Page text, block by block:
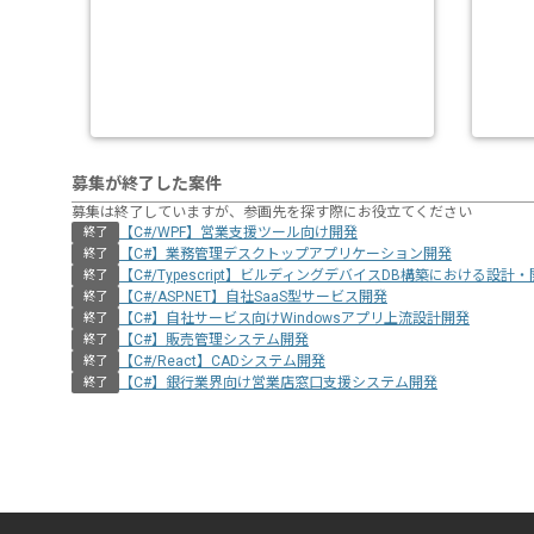
募集が終了した案件
募集は終了していますが、参画先を探す際にお役立てください
終了 【C#/WPF】営業支援ツール向け開発
終了 【C#】業務管理デスクトップアプリケーション開発
終了 【C#/Typescript】ビルディングデバイスDB構築における設計・
終了 【C#/ASP.NET】自社SaaS型サービス開発
終了 【C#】自社サービス向けWindowsアプリ上流設計開発
終了 【C#】販売管理システム開発
終了 【C#/React】CADシステム開発
終了 【C#】銀行業界向け営業店窓口支援システム開発